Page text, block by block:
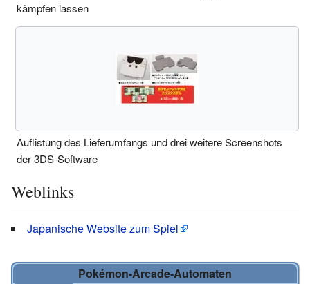
kämpfen lassen
Auflistung des Lieferumfangs und drei weitere Screenshots
der 3DS-Software
Weblinks
Japanische Website zum Spiel
Pokémon-Arcade-Automaten